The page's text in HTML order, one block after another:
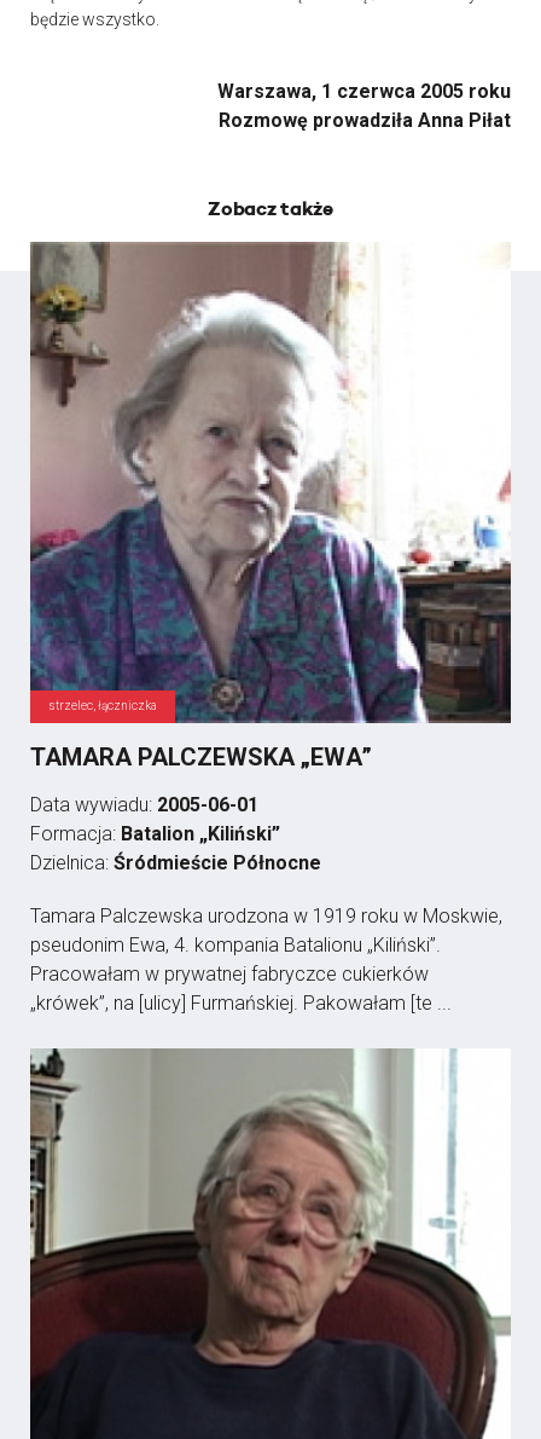
będzie wszystko.
Warszawa, 1 czerwca 2005 roku
Rozmowę prowadziła Anna Piłat
Zobacz także
strzelec, łączniczka
TAMARA PALCZEWSKA „EWA”
Data wywiadu: 2005-06-01
Formacja: Batalion „Kiliński”
Dzielnica: Śródmieście Północne
Tamara Palczewska urodzona w 1919 roku w Moskwie,
pseudonim Ewa, 4. kompania Batalionu „Kiliński”.
Pracowałam w prywatnej fabryczce cukierków
„krówek”, na [ulicy] Furmańskiej. Pakowałam [te ...